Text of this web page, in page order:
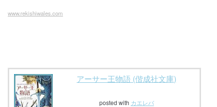
www.rekishiwales.com
アーサー王物語 (偕成社文庫)
posted with カエレバ